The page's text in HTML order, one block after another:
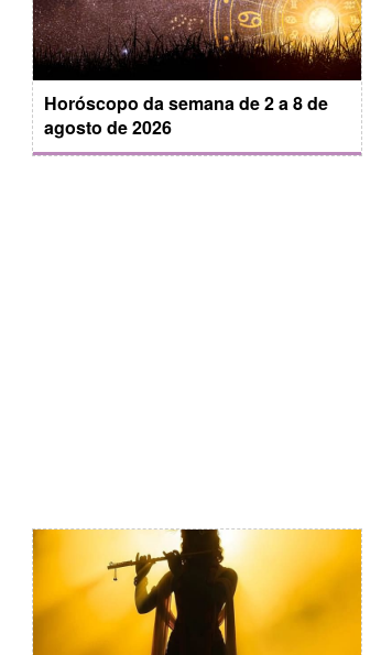
Horóscopo da semana de 2 a 8 de
agosto de 2026